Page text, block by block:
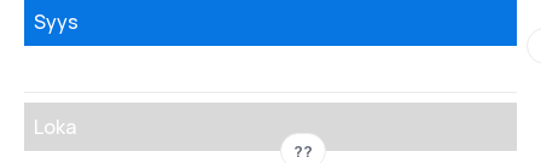
Syys
Loka
??